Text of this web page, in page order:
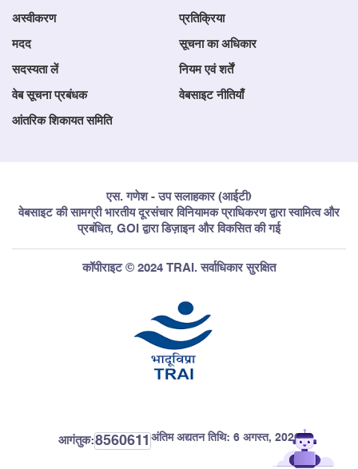
अस्वीकरण प्रतिक्रिया
मदद सूचना का अधिकार
सदस्यता लें नियम एवं शर्तें
वेब सूचना प्रबंधक वेबसाइट नीतियाँ
आंतरिक शिकायत समिति
एस. गणेश - उप सलाहकार (आईटी)
वेबसाइट की सामग्री भारतीय दूरसंचार विनियामक प्राधिकरण द्वारा स्वामित्व और
प्रबंधित, GOI द्वारा डिज़ाइन और विकसित की गई
कॉपीराइट © 2024 TRAI. सर्वाधिकार सुरक्षित
आगंतुक:8560611 अंतिम अद्यतन तिथि: 6 अगस्त, 2026